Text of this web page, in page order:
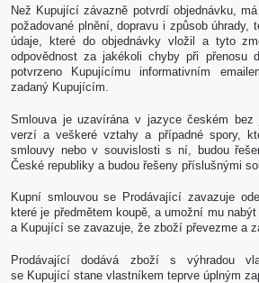
Než Kupující závazně potvrdí objednávku,
požadované plnění, dopravu i způsob úhrady,
údaje, které do objednávky vložil a tyto
odpovědnost za jakékoli chyby při přenosu
potvrzeno Kupujícímu informativním
zadaný Kupujícím.
Smlouva je uzavírána v jazyce českém bez
verzí a veškeré vztahy a případné spory,
smlouvy nebo v souvislosti s ní, budou
České republiky a budou řešeny příslušnými
Kupní smlouvou se Prodávající zavazuje
které je předmětem koupě, a umožní mu
a Kupující se zavazuje, že zboží převezme a
Prodávající dodává zboží s výhradou
se Kupující stane vlastníkem teprve úplným